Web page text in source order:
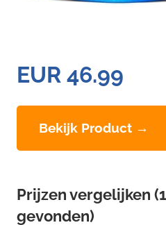
EUR 46.99
Bekijk Product →
Prijzen vergelijken
gevonden)